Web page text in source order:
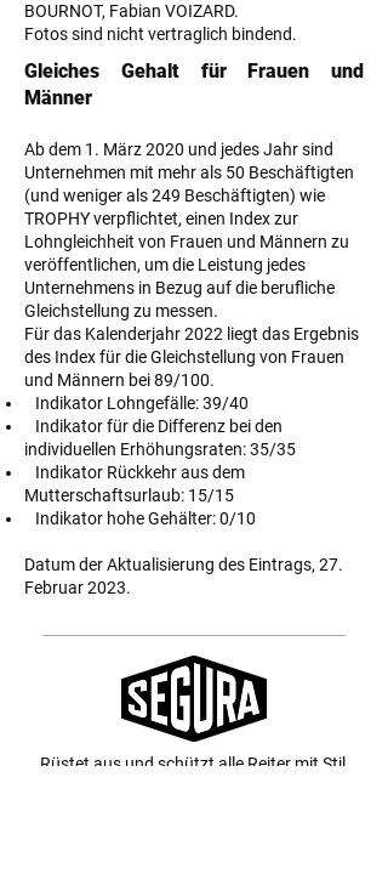
BOURNOT, Fabian VOIZARD.
Fotos sind nicht vertraglich bindend.
Gleiches Gehalt für Frauen und
Männer
Ab dem 1. März 2020 und jedes Jahr sind
Unternehmen mit mehr als 50 Beschäftigten
(und weniger als 249 Beschäftigten) wie
TROPHY verpflichtet, einen Index zur
Lohngleichheit von Frauen und Männern zu
veröffentlichen, um die Leistung jedes
Unternehmens in Bezug auf die berufliche
Gleichstellung zu messen.
Für das Kalenderjahr 2022 liegt das Ergebnis
des Index für die Gleichstellung von Frauen
und Männern bei 89/100.
Indikator Lohngefälle: 39/40
Indikator für die Differenz bei den
individuellen Erhöhungsraten: 35/35
Indikator Rückkehr aus dem
Mutterschaftsurlaub: 15/15
Indikator hohe Gehälter: 0/10
Datum der Aktualisierung des Eintrags, 27.
Februar 2023.
Rüstet aus und schützt alle Reiter mit Stil